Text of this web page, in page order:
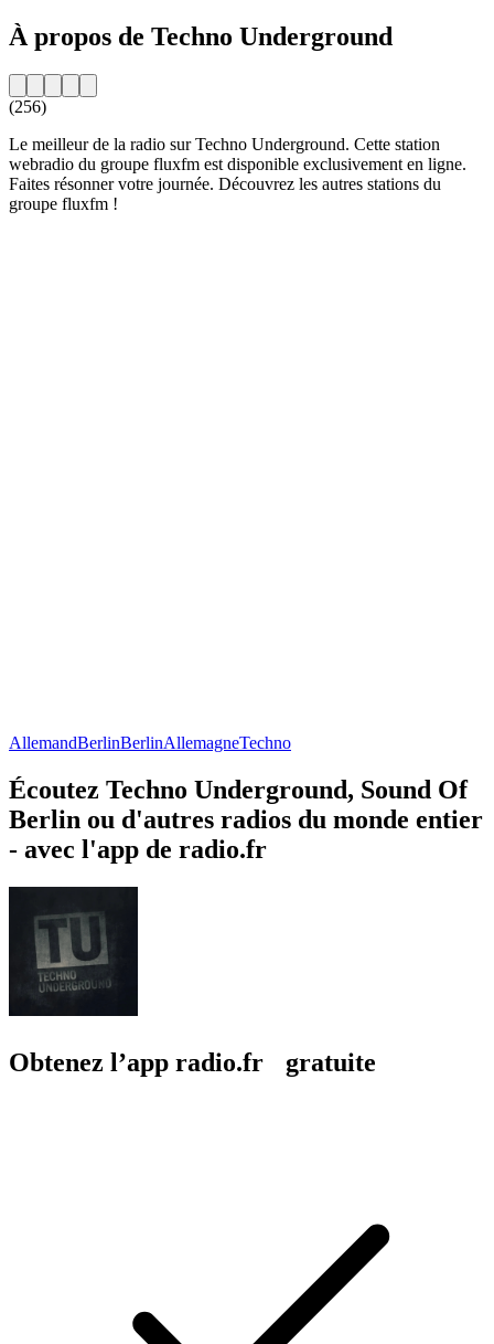
À propos de Techno Underground
(256)
Le meilleur de la radio sur Techno Underground. Cette station
webradio du groupe fluxfm est disponible exclusivement en ligne.
Faites résonner votre journée. Découvrez les autres stations du
groupe fluxfm !
AllemandBerlinBerlinAllemagneTechno
Écoutez Techno Underground, Sound Of
Berlin ou d'autres radios du monde entier
- avec l'app de radio.fr
Obtenez l’app radio.fr gratuite